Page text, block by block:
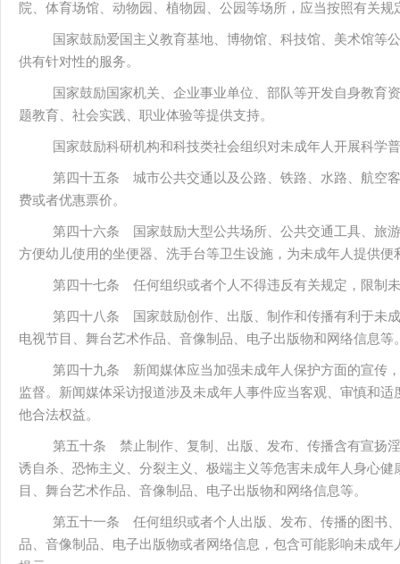
院、体育场馆、动物园、植物园、公园等场所，应当按照有关
国家鼓励爱国主义教育基地、博物馆、科技馆、美术馆等
供有针对性的服务。
国家鼓励国家机关、企业事业单位、部队等开发自身教育
题教育、社会实践、职业体验等提供支持。
国家鼓励科研机构和科技类社会组织对未成年人开展科学
第四十五条 城市公共交通以及公路、铁路、水路、航空
费或者优惠票价。
第四十六条 国家鼓励大型公共场所、公共交通工具、旅
方便幼儿使用的坐便器、洗手台等卫生设施，为未成年人提供便
第四十七条 任何组织或者个人不得违反有关规定，限制
第四十八条 国家鼓励创作、出版、制作和传播有利于未
电视节目、舞台艺术作品、音像制品、电子出版物和网络信息等
第四十九条 新闻媒体应当加强未成年人保护方面的宣传
监督。新闻媒体采访报道涉及未成年人事件应当客观、审慎和
他合法权益。
第五十条 禁止制作、复制、出版、发布、传播含有宣扬
诱自杀、恐怖主义、分裂主义、极端主义等危害未成年人身心
目、舞台艺术作品、音像制品、电子出版物和网络信息等。
第五十一条 任何组织或者个人出版、发布、传播的图书
品、音像制品、电子出版物或者网络信息，包含可能影响未成